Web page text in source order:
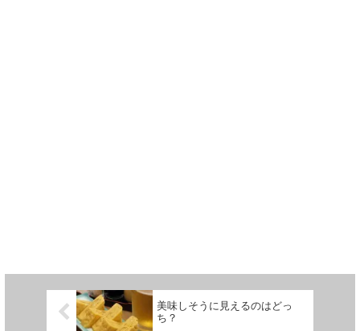
美味しそうに見えるのはどっ
ち？